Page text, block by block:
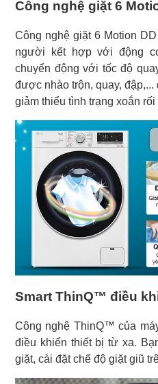
Công nghệ giặt 6
Công nghệ giặt 6 Motion
người kết hợp với động
chuyển động với tốc độ
được nhào trộn, quay,
giảm thiểu tình trạng xoắn
Smart ThinQ™ điều
Công nghệ ThinQ™ của
điều khiển thiết bị từ xa.
giặt, cài đặt chế độ giặt giũ